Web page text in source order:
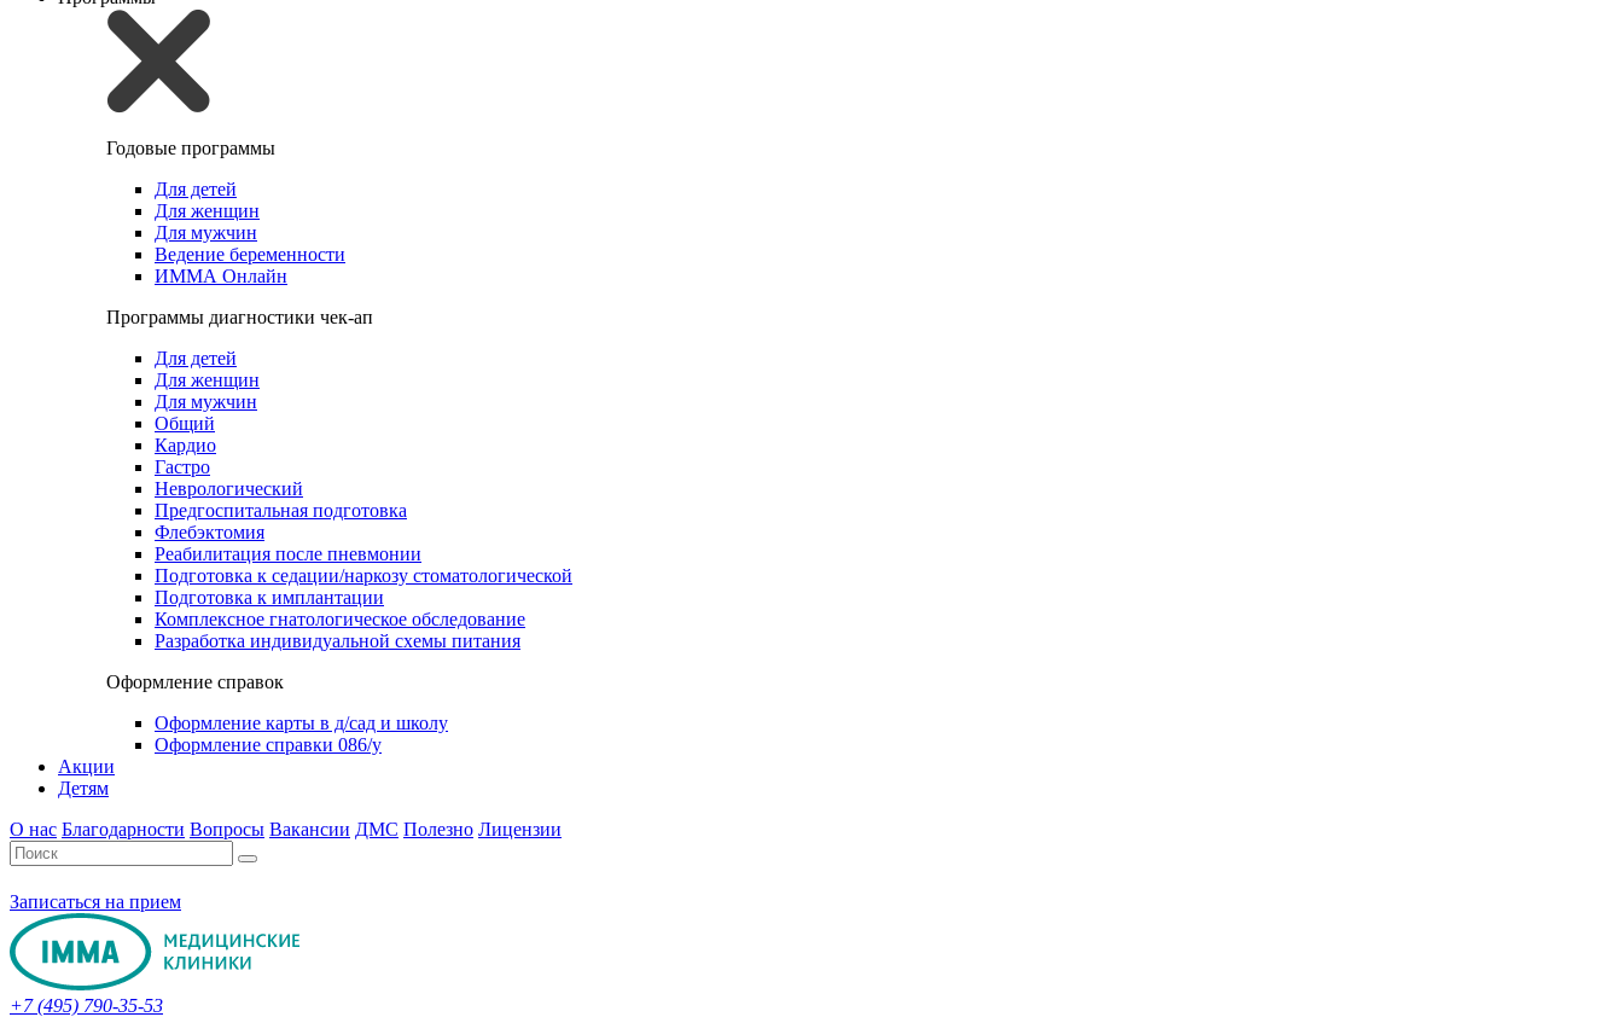
Годовые программы
Для детей
Для женщин
Для мужчин
Ведение беременности
ИММА Онлайн
Программы диагностики чек-ап
Для детей
Для женщин
Для мужчин
Общий
Кардио
Гастро
Неврологический
Предгоспитальная подготовка
Флебэктомия
Реабилитация после пневмонии
Подготовка к седации/наркозу стоматологической
Подготовка к имплантации
Комплексное гнатологическое обследование
Разработка индивидуальной схемы питания
Оформление справок
Оформление карты в д/сад и школу
Оформление справки 086/у
Акции
Детям
О нас Благодарности Вопросы Вакансии ДМС Полезно Лицензии
Записаться на прием
+7 (495) 790-35-53